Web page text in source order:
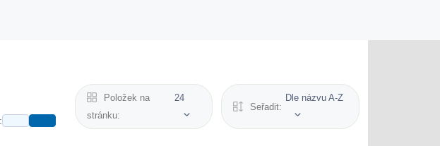
Položek na
stránku:
24
Seřadit:
Dle názvu A-Z